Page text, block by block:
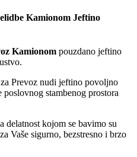
Kamionom Jeftino
Kamionom pouzdano jeftino
Prevoz nudi jeftino povoljno
stambenog prostora
delatnost kojom se bavimo su
Vaše sigurno, bezstresno i brzo